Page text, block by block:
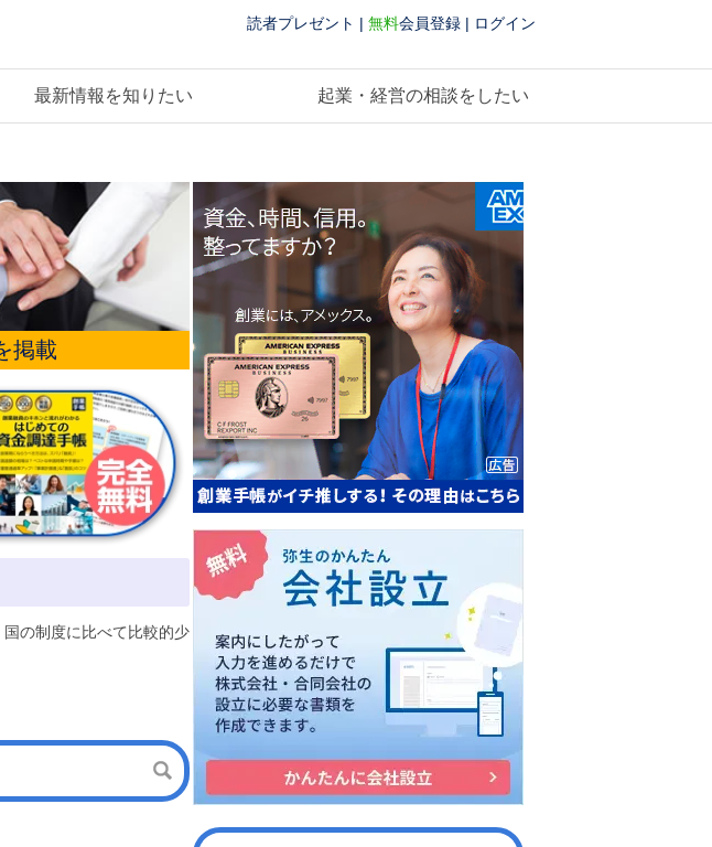
読者プレゼント | 無料会員登録 | ログイン
最新情報を知りたい 起業・経営の相談をしたい
掲載
の制度に比べて比較的少